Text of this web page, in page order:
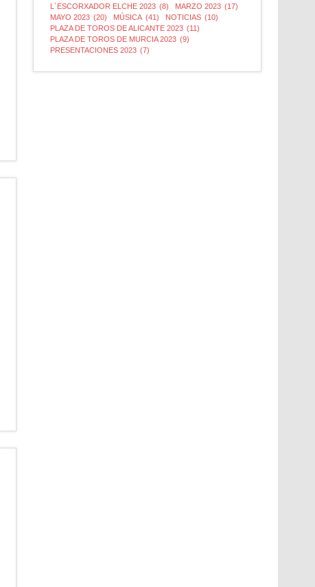
L´ESCORXADOR ELCHE 2023 (8) MARZO 2023 (17)
MAYO 2023 (20) MÚSICA (41) NOTICIAS (10)
PLAZA DE TOROS DE ALICANTE 2023 (11)
PLAZA DE TOROS DE MURCIA 2023 (9)
PRESENTACIONES 2023 (7)